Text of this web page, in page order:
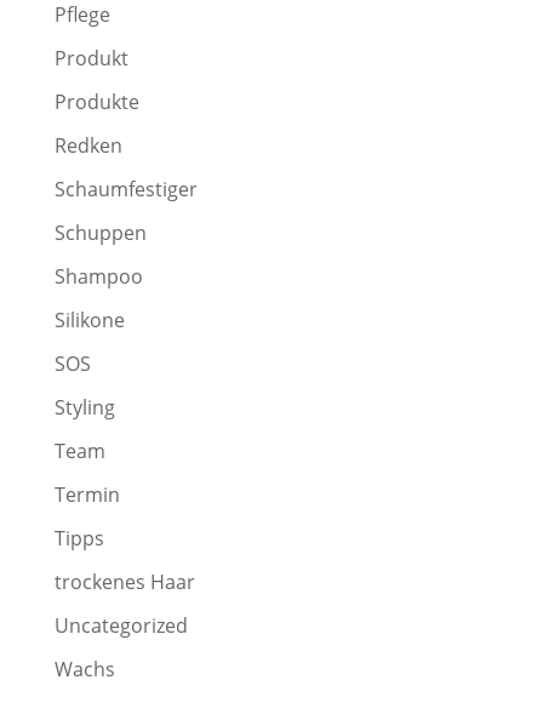
Pflege
Produkt
Produkte
Redken
Schaumfestiger
Schuppen
Shampoo
Silikone
SOS
Styling
Team
Termin
Tipps
trockenes Haar
Uncategorized
Wachs